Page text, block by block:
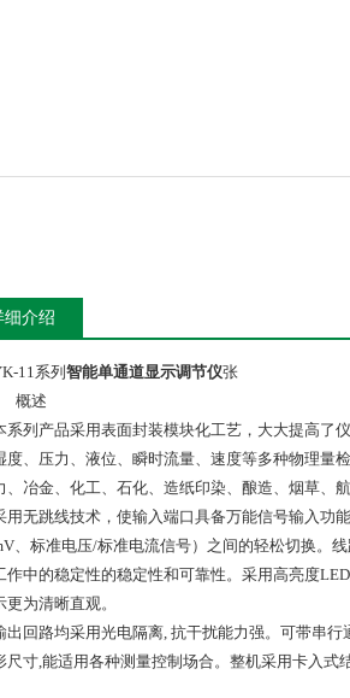
细介绍
11系列 智能单通道显示调节仪张
概述
系列产品采用表面封装模块化工艺，大大提高了
度、压力、液位、瞬时流量、速度等多种物理量
、冶金、化工、石化、造纸印染、酿造、烟草、航
用无跳线技术，使输入端口具备万能信号输入功
、标准电压/标准电流信号）之间的轻松切换。
作中的稳定性的稳定性和可靠性。采用高亮度
更为清晰直观。
出回路均采用光电隔离, 抗干扰能力强。可带串
尺寸,能适用各种测量控制场合。整机采用卡入式